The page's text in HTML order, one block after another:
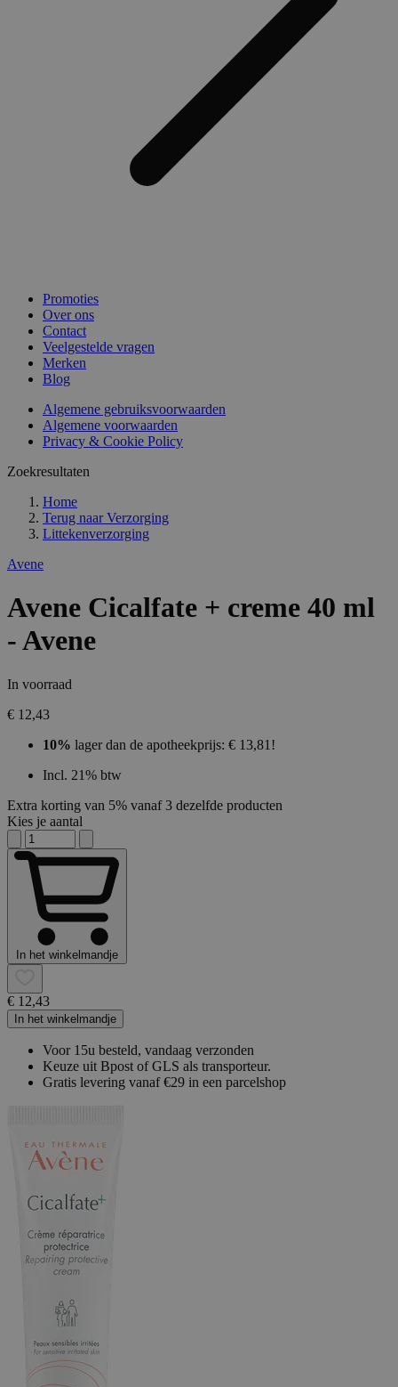
Promoties
Over ons
Contact
Veelgestelde vragen
Merken
Blog
Algemene gebruiksvoorwaarden
Algemene voorwaarden
Privacy & Cookie Policy
Zoekresultaten
Home
Terug naar Verzorging
Littekenverzorging
Avene
Avene Cicalfate + creme 40 ml
- Avene
In voorraad
€ 12,43
10% lager dan de apotheekprijs: € 13,81!
Incl. 21% btw
Extra korting van 5% vanaf 3 dezelfde producten
Kies je aantal
In het winkelmandje
€ 12,43
In het winkelmandje
Voor 15u besteld, vandaag verzonden
Keuze uit Bpost of GLS als transporteur.
Gratis levering vanaf €29 in een parcelshop